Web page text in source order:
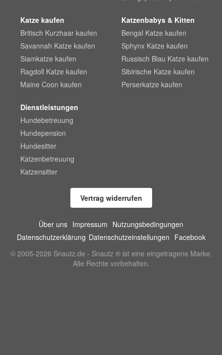
Katze kaufen
Britisch Kurzhaar kaufen
Savannah Katze kaufen
Siamkatze kaufen
Ragdoll Katze kaufen
Maine Coon kaufen
Katzenbabys & Kitten
Bengal Katze kaufen
Sphynx Katze kaufen
Russisch Blau Katze kaufen
Sibirische Katze kaufen
Perserkatze kaufen
Dienstleistungen
Hundebetreuung
Hundepension
Hundesitter
Katzenbetreuung
Katzensitter
Vertrag widerrufen
Über uns Impressum Nutzungsbedingungen
Datenschutzerklärung Datenschutzeinstellungen Facebook
© 2005-2026 Snautz.de - Snautz ® ist eine eingetragene Marke.
Alle Rechte vorbehalten.